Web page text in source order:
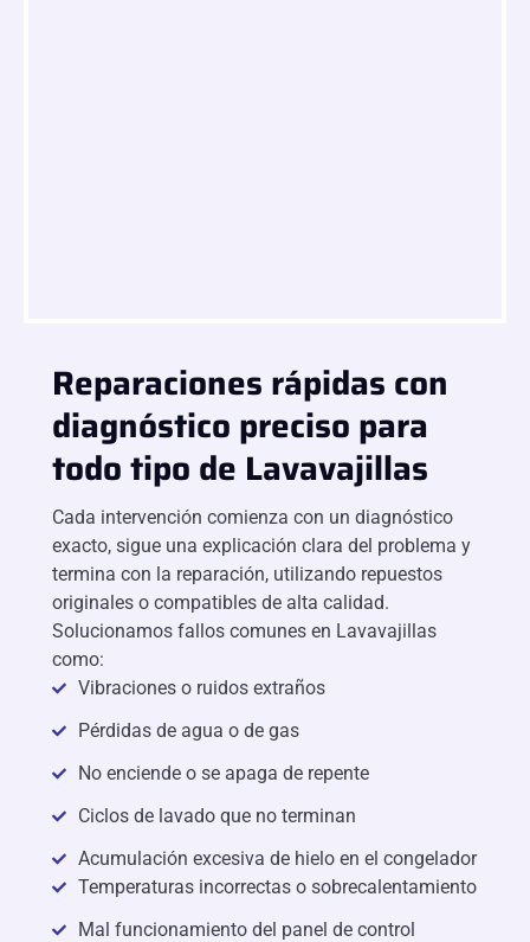
Reparaciones rápidas con
diagnóstico preciso para
todo tipo de Lavavajillas
Cada intervención comienza con un diagnóstico
exacto, sigue una explicación clara del problema y
termina con la reparación, utilizando repuestos
originales o compatibles de alta calidad.
Solucionamos fallos comunes en Lavavajillas
como:
Vibraciones o ruidos extraños
Pérdidas de agua o de gas
No enciende o se apaga de repente
Ciclos de lavado que no terminan
Acumulación excesiva de hielo en el congelador
Temperaturas incorrectas o sobrecalentamiento
Mal funcionamiento del panel de control